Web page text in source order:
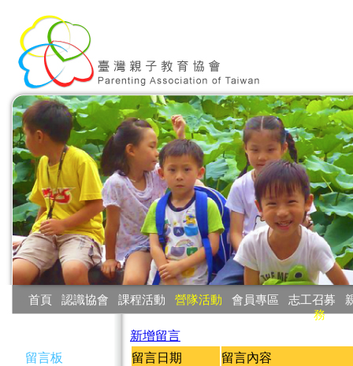
首頁 認識協會 課程活動 營隊活動 會員專區 志工召募
務
留言板
新增留言
留言日期
留言內容